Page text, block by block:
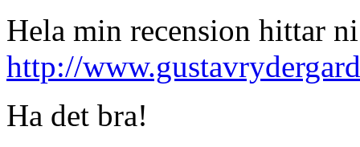
Hela min recension hittar
http://
Ha det bra!